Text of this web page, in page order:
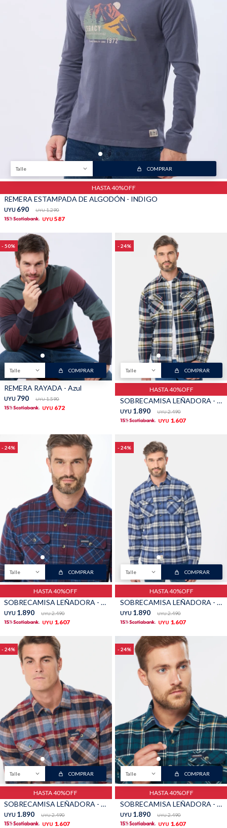
Talle COMPRAR
HASTA 40%OFF
REMERA ESTAMPADA DE ALGODÓN - INDIGO
UYU 690 UYU 1.290
UYU 587
50
Talle COMPRAR
REMERA RAYADA - Azul
UYU 790 UYU 1.590
UYU 672
24
Talle COMPRAR
HASTA 40%OFF
SOBRECAMISA LEÑADORA - Azul oscuro
UYU 1.890 UYU 2.490
UYU 1.607
24
Talle COMPRAR
HASTA 40%OFF
SOBRECAMISA LEÑADORA - Bordo
UYU 1.890 UYU 2.490
UYU 1.607
24
Talle COMPRAR
HASTA 40%OFF
SOBRECAMISA LEÑADORA - Gris
UYU 1.890 UYU 2.490
UYU 1.607
24
Talle COMPRAR
HASTA 40%OFF
SOBRECAMISA LEÑADORA - Tostado
UYU 1.890 UYU 2.490
UYU 1.607
24
Talle COMPRAR
HASTA 40%OFF
SOBRECAMISA LEÑADORA - Verde ingles
UYU 1.890 UYU 2.490
UYU 1.607